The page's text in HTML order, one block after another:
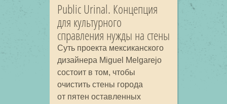
Public Urinal. Концепция
для культурного
справления нужды на стены
Суть проекта мексиканского
дизайнера Miguel Melgarejo
состоит в том, чтобы
очистить стены города
от пятен оставленных